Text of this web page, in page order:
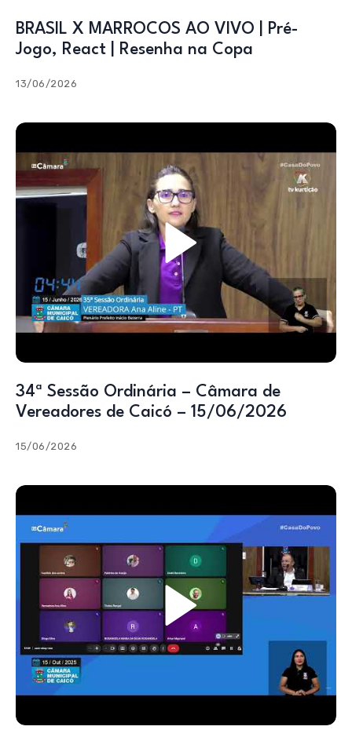
BRASIL X MARROCOS AO VIVO | Pré-
Jogo, React | Resenha na Copa
13/06/2026
34ª Sessão Ordinária – Câmara de
Vereadores de Caicó – 15/06/2026
15/06/2026